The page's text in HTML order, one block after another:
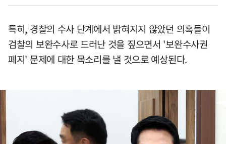
특히, 경찰의 수사 단계에서 밝혀지지 않았던 의혹들이
검찰의 보완수사로 드러난 것을 짚으면서 '보완수사권
폐지' 문제에 대한 목소리를 낼 것으로 예상된다.